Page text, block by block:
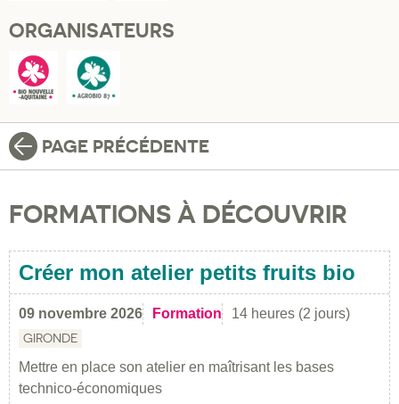
ORGANISATEURS
PAGE PRÉCÉDENTE
FORMATIONS À DÉCOUVRIR
Créer mon atelier petits fruits bio
09 novembre 2026 Formation 14 heures (2 jours)
GIRONDE
Mettre en place son atelier en maîtrisant les bases
technico-économiques